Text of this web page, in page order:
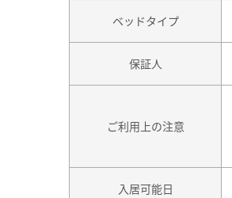
ベッドタイプ
保証人
ご利用上の注意
入居可能日